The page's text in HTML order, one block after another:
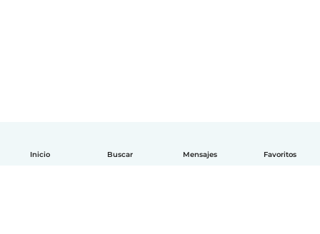
Inicio Buscar Mensajes Favoritos